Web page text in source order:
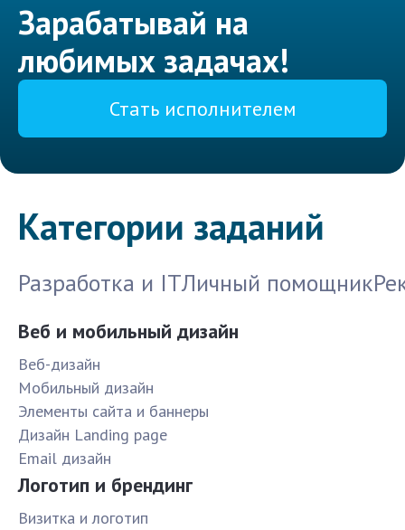
Зарабатывай на
любимых задачах!
Стать исполнителем
Категории заданий
Разработка и ITЛичный помощник
Веб и мобильный дизайн
Веб-дизайн
Мобильный дизайн
Элементы сайта и баннеры
Дизайн Landing page
Email дизайн
Логотип и брендинг
Визитка и логотип